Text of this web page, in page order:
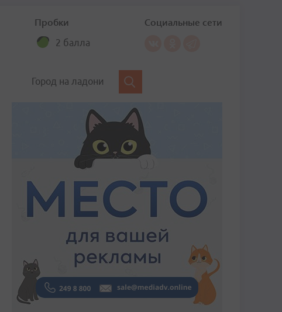
Пробки
2 балла
Социальные сети
Город на ладони